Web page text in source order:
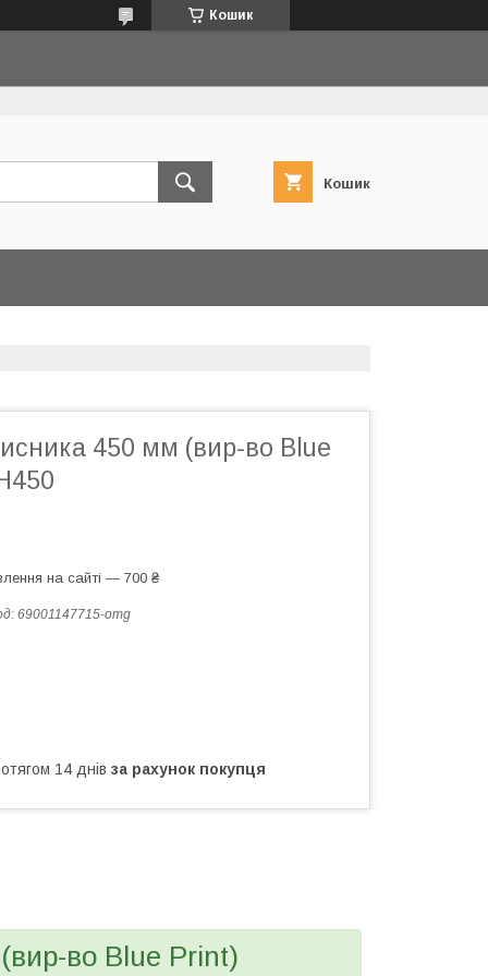
Кошик
Кошик
450 мм (вир-во Blue
на сайті — 700 ₴
69001147715-omg
14 днів за рахунок покупця
во Blue Print)